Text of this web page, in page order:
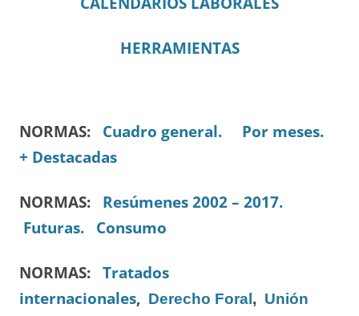
HERRAMIENTAS
NORMAS: Cuadro general.
Por meses.
+ Destacadas
NORMAS: Resúmenes 2002 – 2017.
Futuras.
Consumo
NORMAS: Tratados
internacionales, Derecho Foral , Unión